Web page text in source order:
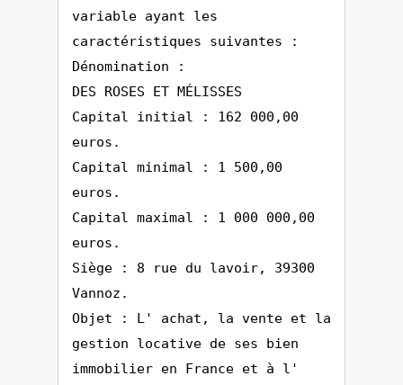
variable ayant les
caractéristiques suivantes :
Dénomination :
DES ROSES ET MÉLISSES
Capital initial : 162 000,00
euros.
Capital minimal : 1 500,00
euros.
Capital maximal : 1 000 000,00
euros.
Siège : 8 rue du lavoir, 39300
Vannoz.
Objet : L' achat, la vente et la
gestion locative de ses bien
immobilier en France et à l'